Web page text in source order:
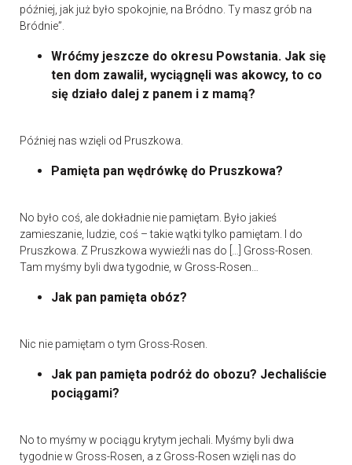
później, jak już było spokojnie, na Bródno. Ty masz grób na
Bródnie”.
Wróćmy jeszcze do okresu Powstania. Jak się
ten dom zawalił, wyciągnęli was akowcy, to co
się działo dalej z panem i z mamą?
Później nas wzięli od Pruszkowa.
Pamięta pan wędrówkę do Pruszkowa?
No było coś, ale dokładnie nie pamiętam. Było jakieś
zamieszanie, ludzie, coś – takie wątki tylko pamiętam. I do
Pruszkowa. Z Pruszkowa wywieźli nas do […] Gross-Rosen.
Tam myśmy byli dwa tygodnie, w Gross-Rosen…
Jak pan pamięta obóz?
Nic nie pamiętam o tym Gross-Rosen.
Jak pan pamięta podróż do obozu? Jechaliście
pociągami?
No to myśmy w pociągu krytym jechali. Myśmy byli dwa
tygodnie w Gross-Rosen, a z Gross-Rosen wzięli nas do